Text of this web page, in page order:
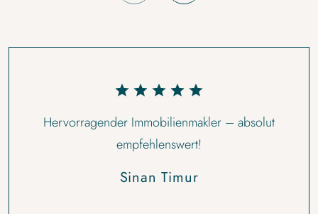
Hervorragender Immobilienmakler – absolut
empfehlenswert!
Sinan Timur